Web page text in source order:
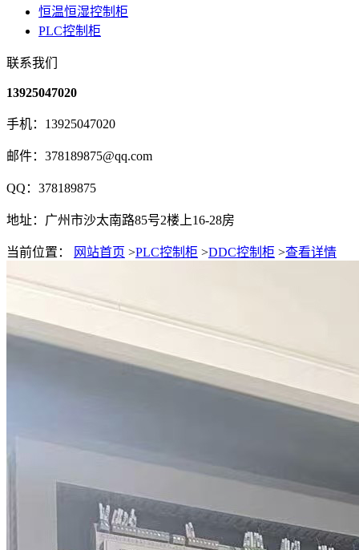
恒温恒湿控制柜
PLC控制柜
联系我们
13925047020
手机：13925047020
邮件：378189875@qq.com
QQ：378189875
地址：广州市沙太南路85号2楼上16-28房
当前位置： 网站首页 >PLC控制柜 >DDC控制柜 >查看详情